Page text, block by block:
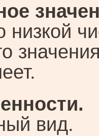
низкой
вид.